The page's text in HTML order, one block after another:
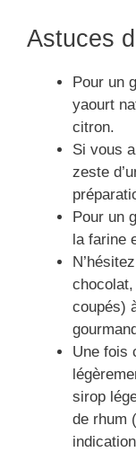
Astuces
Pour un
yaourt
citron.
Si vous
zeste
Pour un
la farine
coupés)
Une fois
sirop
de rhum